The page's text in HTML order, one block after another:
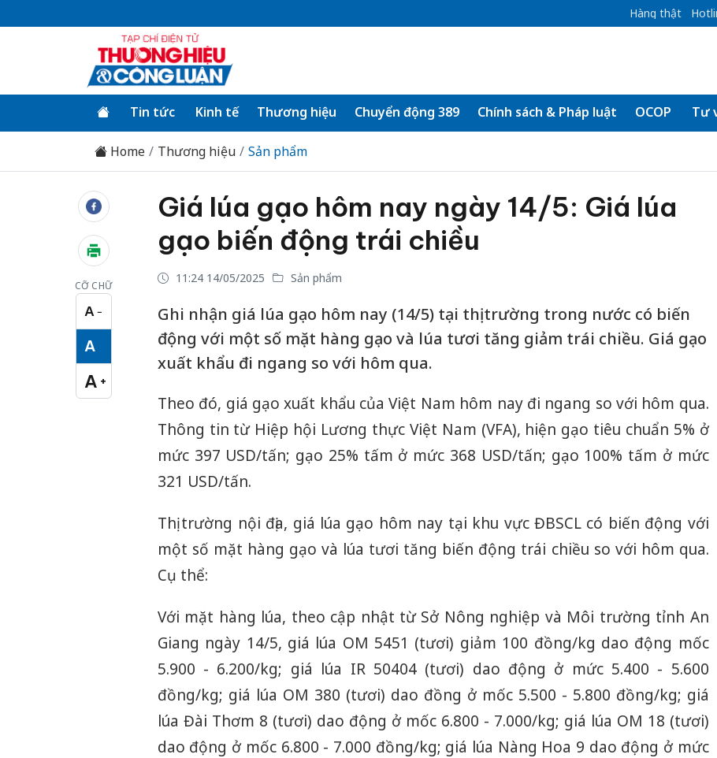
Hàng thật
Tin tức Kinh tế Thương hiệu Chuyển động 389 Chính sách & Pháp luật OCOP Tư
Home Thương hiệu Sản phẩm
CỠ CHỮ
A −
Cỡ chữ nhỏ
A
Cỡ chữ vừa
A +
Cỡ chữ lớn
Giá lúa gạo hôm nay ngày 14/5: Giá lúa
gạo biến động trái chiều
11:24 14/05/2025 Sản phẩm
Ghi nhận giá lúa gạo hôm nay (14/5) tại thị trường trong nước có biến
động với một số mặt hàng gạo và lúa tươi tăng giảm trái chiều. Giá gạo
xuất khẩu đi ngang so với hôm qua.
Theo đó, giá gạo xuất khẩu của Việt Nam hôm nay đi ngang so với hôm qua.
Thông tin từ Hiệp hội Lương thực Việt Nam (VFA), hiện gạo tiêu chuẩn 5% ở
mức 397 USD/tấn; gạo 25% tấm ở mức 368 USD/tấn; gạo 100% tấm ở mức
321 USD/tấn.
Thị trường nội địa, giá lúa gạo hôm nay tại khu vực ĐBSCL có biến động với
một số mặt hàng gạo và lúa tươi tăng biến động trái chiều so với hôm qua.
Cụ thể:
Với mặt hàng lúa, theo cập nhật từ Sở Nông nghiệp và Môi trường tỉnh An
Giang ngày 14/5, giá lúa OM 5451 (tươi) giảm 100 đồng/kg dao động mốc
5.900 - 6.200/kg; giá lúa IR 50404 (tươi) dao động ở mức 5.400 - 5.600
đồng/kg; giá lúa OM 380 (tươi) dao đồng ở mốc 5.500 - 5.800 đồng/kg; giá
lúa Đài Thơm 8 (tươi) dao động ở mốc 6.800 - 7.000/kg; giá lúa OM 18 (tươi)
dao động ở mốc 6.800 - 7.000 đồng/kg; giá lúa Nàng Hoa 9 dao động ở mức